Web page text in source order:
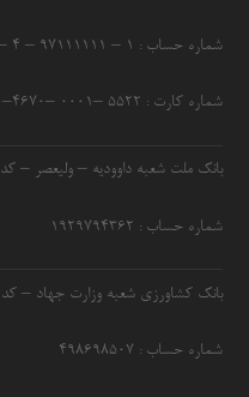
شماره حساب : ۱ – ۹۷۱۱۱۱۱۱ – ۴ – ۱۴۸
شماره کارت : ۵۵۲۲ –۰۰۰۱ –۴۶۷۰– ۶۳۹۳
بانک ملت شعبه داوودیه – ولیعصر – کد ۶۵۰۴۵
شماره حساب : ۱۹۲۹۷۹۴۳۶۲
بانک کشاورزی شعبه وزارت جهاد – کد 1118
شماره حساب : ۴۹۸۶۹۸۵۰۷